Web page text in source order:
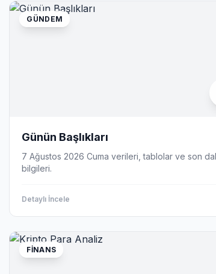
GÜNDEM
Günün Başlıkları
7 Ağustos 2026 Cuma verileri, tablolar ve son
bilgileri.
Detaylı İncele
FINANS